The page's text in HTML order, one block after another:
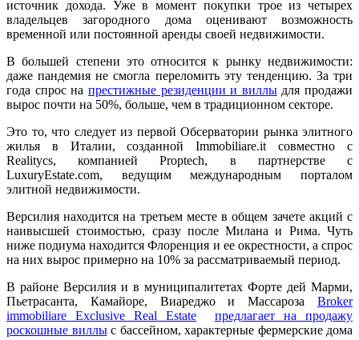
источник дохода. Уже в момент покупки трое из четырех
владельцев загородного дома оценивают возможность
временной или постоянной аренды своей недвижимости.
В большей степени это относится к рынку недвижимости:
даже пандемия не смогла переломить эту тенденцию. За три
года спрос на престижные резиденции и виллыдля продажи
вырос почти на 50%, больше, чем в традиционном секторе.
Это то, что следует из первой Обсерватории рынка элитного
жилья в Италии, созданной Immobiliare.it совместно с
Realitycs, компанией Proptech, в партнерстве с
LuxuryEstate.com, ведущим международным порталом
элитной недвижимости.
Версилия находится на третьем месте в общем зачете акций с
наивысшей стоимостью, сразу после Милана и Рима. Чуть
ниже подиума находится Флоренция и ее окрестности, а спрос
на них вырос примерно на 10% за рассматриваемый период.
В районе Версилия и в муниципалитетах Форте дей Марми,
Пьетрасанта, Камайоре, Виареджо и Массароза Broker
immobiliare Exclusive Real Estate
предлагает на продажу
роскошные виллыс бассейном, характерные фермерские дома